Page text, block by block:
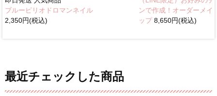
ブルーピリオドロマンネイル
2,350円(税込)
ンで作成！オーダーメイ
ップ8,650円(税込)
最近チェックした商品